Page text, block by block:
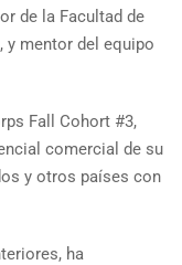
de la Facultad de
y mentor del equipo
Fall Cohort #3,
comercial de su
y otros países con
ha